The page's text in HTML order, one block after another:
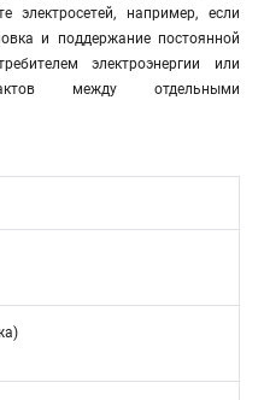
электросетей, например, если
и поддержание постоянной
электроэнергии или
между отдельными